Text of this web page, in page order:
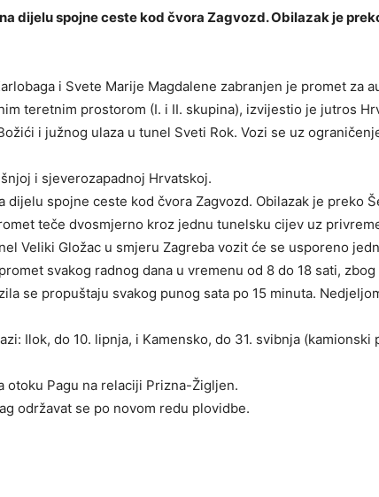
dijelu spojne ceste kod čvora Zagvozd. Obilazak je
i Svete Marije Magdalene zabranjen je promet za
teretnim prostorom (I. i II. skupina), izvijestio je jutros
i južnog ulaza u tunel Sveti Rok. Vozi se uz
i sjeverozapadnoj Hrvatskoj.
spojne ceste kod čvora Zagvozd. Obilazak je preko
teče dvosmjerno kroz jednu tunelsku cijev uz
Veliki Gložac u smjeru Zagreba vozit će se usporeno
svakog radnog dana u vremenu od 8 do 18 sati,
se propuštaju svakog punog sata po 15 minuta.
Ilok, do 10. lipnja, i Kamensko, do 31. svibnja (kamionski
otoku Pagu na relaciji Prizna-Žigljen.
održavat se po novom redu plovidbe.